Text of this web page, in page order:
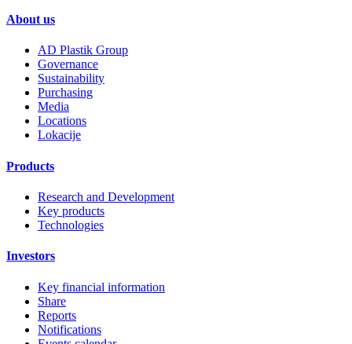
About us
AD Plastik Group
Governance
Sustainability
Purchasing
Media
Locations
Lokacije
Products
Research and Development
Key products
Technologies
Investors
Key financial information
Share
Reports
Notifications